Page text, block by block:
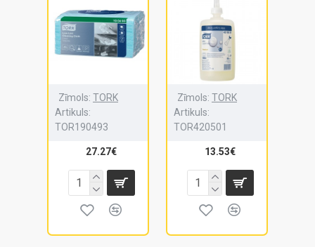
Zīmols: TORK
Artikuls:
TOR190493
27.27€
Zīmols: TORK
Artikuls:
TOR420501
13.53€